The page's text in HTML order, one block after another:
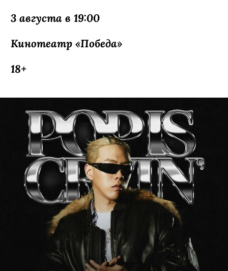
3 августа в 19:00
Кинотеатр «Победа»
18+